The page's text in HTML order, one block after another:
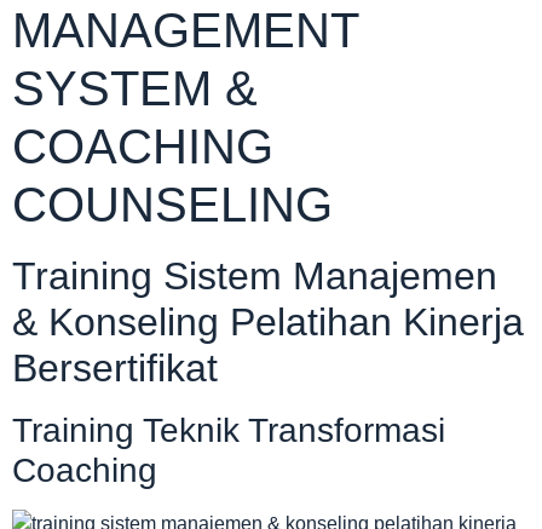
MANAGEMENT
SYSTEM &
COACHING
COUNSELING
Training Sistem Manajemen
& Konseling Pelatihan Kinerja
Bersertifikat
Training Teknik Transformasi
Coaching